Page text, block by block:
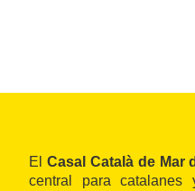
El Casal Català de Mar
central para catalanes